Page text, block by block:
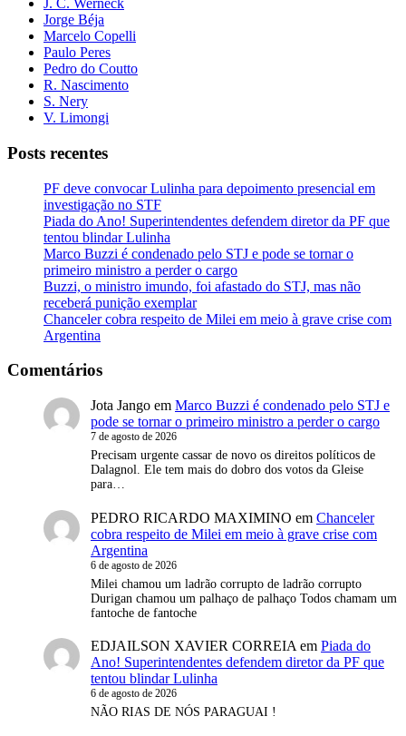
J. C. Werneck
Jorge Béja
Marcelo Copelli
Paulo Peres
Pedro do Coutto
R. Nascimento
S. Nery
V. Limongi
Posts recentes
PF deve convocar Lulinha para depoimento presencial em
investigação no STF
Piada do Ano! Superintendentes defendem diretor da PF que
tentou blindar Lulinha
Marco Buzzi é condenado pelo STJ e pode se tornar o
primeiro ministro a perder o cargo
Buzzi, o ministro imundo, foi afastado do STJ, mas não
receberá punição exemplar
Chanceler cobra respeito de Milei em meio à grave crise com
Argentina
Comentários
Jota Jango em Marco Buzzi é condenado pelo STJ e
pode se tornar o primeiro ministro a perder o cargo
7 de agosto de 2026
Precisam urgente cassar de novo os direitos políticos de
Dalagnol. Ele tem mais do dobro dos votos da Gleise
para…
PEDRO RICARDO MAXIMINO em Chanceler
cobra respeito de Milei em meio à grave crise com
Argentina
6 de agosto de 2026
Milei chamou um ladrão corrupto de ladrão corrupto
Durigan chamou um palhaço de palhaço Todos chamam um
fantoche de fantoche
EDJAILSON XAVIER CORREIA em Piada do
Ano! Superintendentes defendem diretor da PF que
tentou blindar Lulinha
6 de agosto de 2026
NÃO RIAS DE NÓS PARAGUAI !